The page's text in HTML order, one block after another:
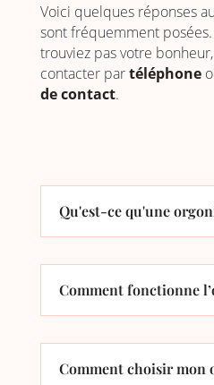
Voici quelques réponses
sont fréquemment posées.
trouviez pas votre
contacter partéléphone
de contact.
Qu'est-ce qu'une
Comment fonctionne
Comment choisir mon